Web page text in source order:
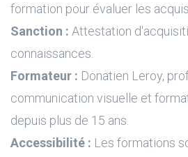
formation pour évaluer les acquis.
Sanction : Attestation
connaissances.
Formateur : Donatien Leroy,
communication visuelle et
depuis plus de 15 ans.
Accessibilité : Les formations